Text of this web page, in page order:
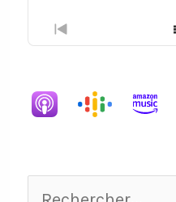
Previous
Episode
Rechercher...